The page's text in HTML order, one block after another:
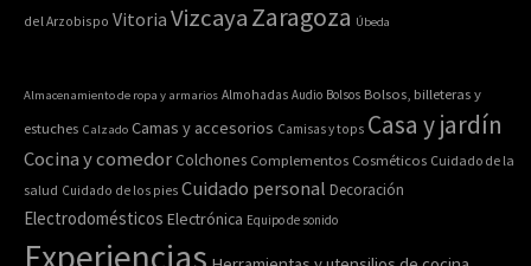
del Arzobispo Vitoria VizcayaZaragoza Úbeda
Almacenamiento de ropa y armarios Almohadas Audio Bolsos Bolsos, billeteras y
estuches Calzado Camas y accesorios Camisas y tops Casa y jardín
Cocina y comedor Colchones Complementos Cosméticos Cuidado de la
salud Cuidado de los pies Cuidado personal Decoración
Electrodomésticos Electrónica Equipo de sonido